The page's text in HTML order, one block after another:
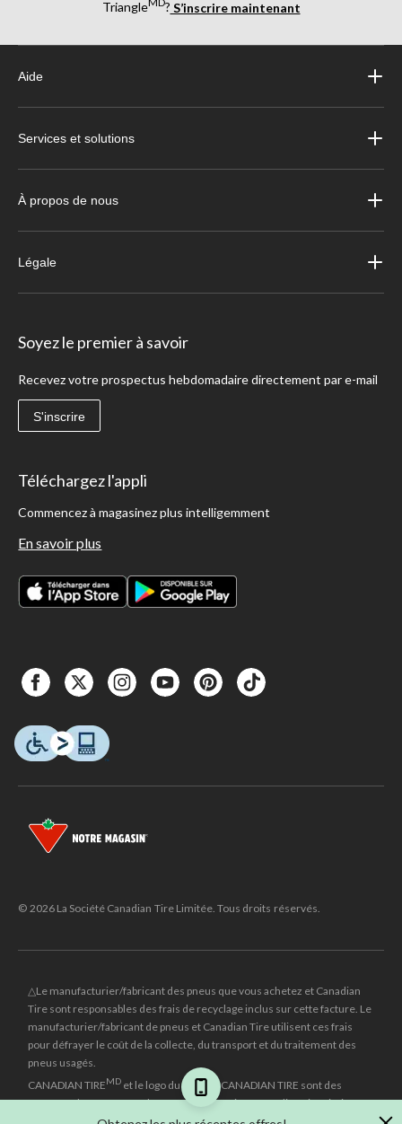
Triangle
? S’inscrire maintenant
Aide
Services et solutions
À propos de nous
Légale
Soyez le premier à savoir
Recevez votre prospectus hebdomadaire directement par e-mail
S'inscrire
Téléchargez l'appli
Commencez à magasinez plus intelligemment
En savoir plus
© 2026 La Société Canadian Tire Limitée. Tous droits réservés.
△Le manufacturier/fabricant des pneus que vous achetez et Canadian
Tire sont responsables des frais de recyclage inclus sur cette facture. Le
manufacturier/fabricant de pneus et Canadian Tire utilisent ces frais
pour défrayer le coût de la collecte, du transport et du traitement des
pneus usagés.
CANADIAN TIREMD et le logo du triangle CANADIAN TIRE sont des
marques de commerce déposées de la Société Canadian Tire Limitée.